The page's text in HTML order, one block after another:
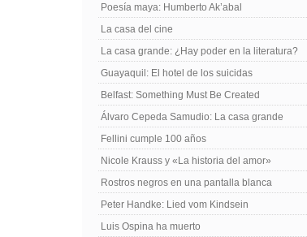
Poesía maya: Humberto Ak’abal
La casa del cine
La casa grande: ¿Hay poder en la literatura?
Guayaquil: El hotel de los suicidas
Belfast: Something Must Be Created
Álvaro Cepeda Samudio: La casa grande
Fellini cumple 100 años
Nicole Krauss y «La historia del amor»
Rostros negros en una pantalla blanca
Peter Handke: Lied vom Kindsein
Luis Ospina ha muerto